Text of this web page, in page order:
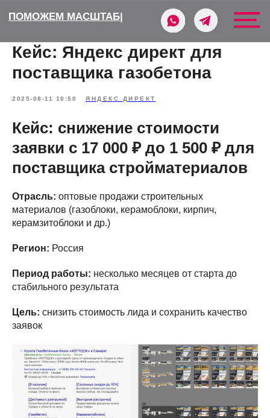
ПО |
Кейс: Яндекс директ для
поставщика газобетона
2025-08-11 10:50 ЯНДЕКС.ДИРЕКТ
Кейс: снижение стоимости
заявки с 17 000 ₽ до 1 500 ₽ для
поставщика стройматериалов
Отрасль: оптовые продажи строительных
материалов (газоблоки, керамоблоки, кирпич,
керамзитоблоки и др.)
Регион: Россия
Период работы: несколько месяцев от старта до
стабильного результата
Цель: снизить стоимость лида и сохранить качество
заявок